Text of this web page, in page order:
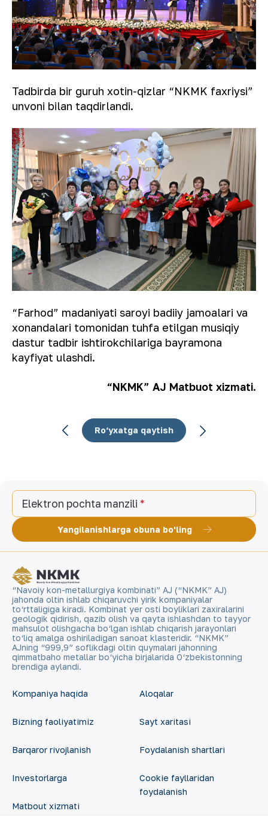
Tadbirda bir guruh xotin-qizlar “NKMK faxriysi”
unvoni bilan taqdirlandi.
“Farhod” madaniyati saroyi badiiy jamoalari va
xonandalari tomonidan tuhfa etilgan musiqiy
dastur tadbir ishtirokchilariga bayramona
kayfiyat ulashdi.
“NKMK” AJ Matbuot xizmati.
Ro‘yxatga qaytish
Elektron pochta manzili
Yangilanishlarga obuna bo'ling
“Navoiy kon-metallurgiya kombinati” AJ (“NKMK” AJ)
jahonda oltin ishlab chiqaruvchi yirik kompaniyalar
to‘rttaligiga kiradi. Kombinat yer osti boyliklari zaxiralarini
geologik qidirish, qazib olish va qayta ishlashdan to tayyor
mahsulot olishgacha bo‘lgan ishlab chiqarish jarayonlari
to‘liq amalga oshiriladigan sanoat klasteridir. “NKMK”
AJning “999,9” soflikdagi oltin quymalari jahonning
qimmatbaho metallar bo‘yicha birjalarida O‘zbekistonning
brendiga aylandi.
Kompaniya haqida
Bizning faoliyatimiz
Barqaror rivojlanish
Investorlarga
Matbout xizmati
Aloqalar
Sayt xaritasi
Foydalanish shartlari
Cookie fayllaridan
foydalanish